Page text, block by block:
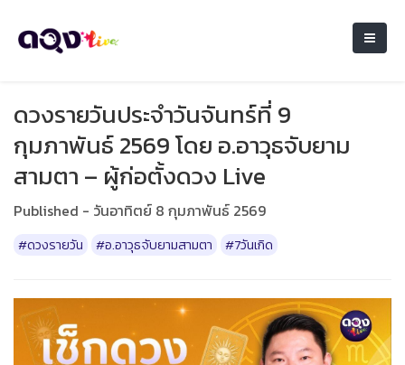
ดวงรายวันประจำวันจันทร์ที่ 9
กุมภาพันธ์ 2569 โดย อ.อาวุธจับยาม
สามตา – ผู้ก่อตั้งดวง Live
Published - วันอาทิตย์ 8 กุมภาพันธ์ 2569
#ดวงรายวัน #อ.อาวุธจับยามสามตา #7วันเกิด